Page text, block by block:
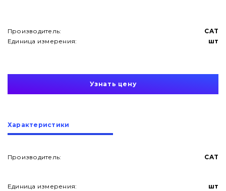
О нас
Контакты
Вакансии
Производитель:
CAT
Единица измерения:
шт
Узнать цену
Характеристики
Производитель: CAT
Единица измерения: шт